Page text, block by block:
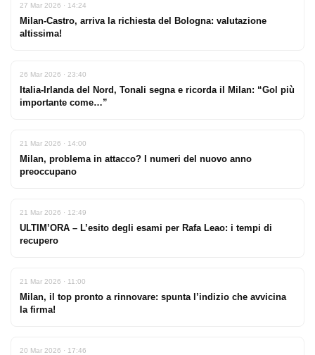
27 Mar 2026 · 14:24
Milan-Castro, arriva la richiesta del Bologna: valutazione
altissima!
26 Mar 2026 · 23:40
Italia-Irlanda del Nord, Tonali segna e ricorda il Milan: “Gol più
importante come…”
21 Mar 2026 · 14:00
Milan, problema in attacco? I numeri del nuovo anno
preoccupano
21 Mar 2026 · 12:49
ULTIM’ORA – L’esito degli esami per Rafa Leao: i tempi di
recupero
21 Mar 2026 · 11:00
Milan, il top pronto a rinnovare: spunta l’indizio che avvicina
la firma!
20 Mar 2026 · 17:46